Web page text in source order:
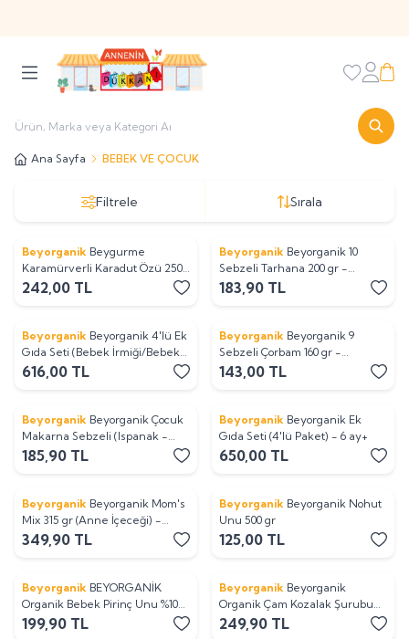
Favorilerim
Ana Sayfa BEBEK VE ÇOCUK
Filtrele Sırala
Yeni
Beyorganik Beygurme
Karamürverli Karadut Özü 250
ml (Pestisit Analizli)
242,00 TL
Yeni
Beyorganik Beyorganik 10
Sebzeli Tarhana 200 gr -
PESTİSİT VE AFLATOKSİN
183,90 TL
Yeni
Beyorganik Beyorganik 4'lü Ek
Gıda Seti (Bebek İrmiği/Bebek
Tarhanası/Pirinç Unu/Ruşeym)
616,00 TL
Yeni
Beyorganik Beyorganik 9
Sebzeli Çorbam 160 gr -
PESTİSİT VE AFLATOKSİN
143,00 TL
Beyorganik Beyorganik Çocuk
Makarna Sebzeli (Ispanak -
Pancar - Balkabağı) 240 gr
185,90 TL
Beyorganik Beyorganik Ek
Gıda Seti (4'lü Paket) - 6 ay+
650,00 TL
Yeni
Beyorganik Beyorganik Mom's
Mix 315 gr (Anne İçeceği) -
PESTİSİT VE AĞIR METAL
349,90 TL
Beyorganik Beyorganik Nohut
Unu 500 gr
125,00 TL
Beyorganik BEYORGANİK
Organik Bebek Pirinç Unu %100
Organik – Katkısız, Glutensiz,
199,90 TL
Beyorganik Beyorganik
Organik Çam Kozalak Şurubu
230 gr - Şekersiz
249,90 TL